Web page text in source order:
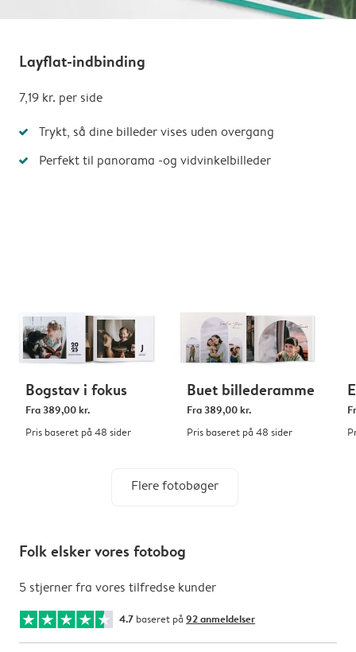
Layflat-indbinding
7,19 kr. per side
Trykt, så dine billeder vises uden overgang
Perfekt til panorama -og vidvinkelbilleder
Bogstav i fokus
Fra389,00 kr.
Pris baseret på 48 sider
Buet billederamme
Fra389,00 kr.
Pris baseret på 48 sider
Flere fotobøger
Folk elsker vores fotobog
5 stjerner fra vores tilfredse kunder
4.7 baseret på 92 anmeldelser